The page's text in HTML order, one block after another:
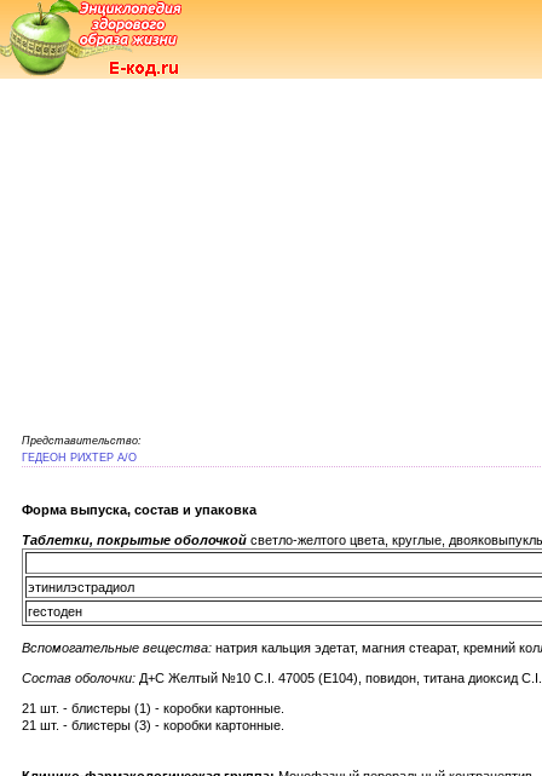
Представительство:
ГЕДЕОН РИХТЕР А/О
Форма выпуска, состав и упаковка
Таблетки, покрытые оболочкой светло-желтого цвета, круглые,
этинилэстрадиол
гестоден
Вспомогательные вещества: натрия кальция эдетат, магния стеарат, кремний
Состав оболочки: Д+С Желтый №10 C.I. 47005 (Е104), повидон, титана диоксид
21 шт. - блистеры (1) - коробки картонные.
21 шт. - блистеры (3) - коробки картонные.